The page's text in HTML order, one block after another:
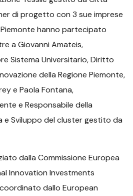
di progetto con 3 sue imprese
hanno partecipato
a Giovanni Amateis,
Sistema Universitario, Diritto
della Regione Piemonte,
e Paola Fontana,
e Responsabile della
e Sviluppo del cluster gestito da
dalla Commissione Europea
Innovation Investments
dallo European